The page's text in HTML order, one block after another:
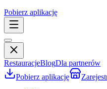
Pobierz aplikację
RestauracjeBlogDla partnerów
Pobierz aplikację